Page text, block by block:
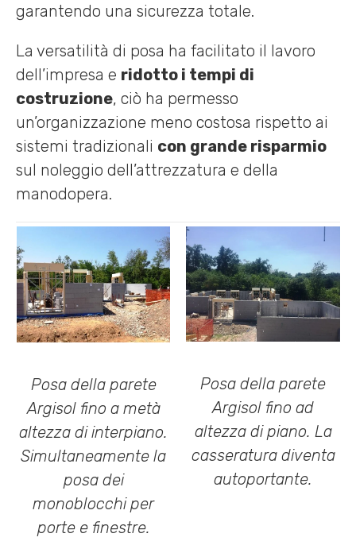
garantendo una sicurezza totale.
La versatilità di posa ha facilitato il lavoro
dell’impresa e ridotto i tempi di
costruzione, ciò ha permesso
un’organizzazione meno costosa rispetto ai
sistemi tradizionali con grande risparmio
sul noleggio dell’attrezzatura e della
manodopera.
Posa della parete
Argisol fino a metà
altezza di interpiano.
Simultaneamente la
posa dei
monoblocchi per
porte e finestre.
Posa della parete
Argisol fino ad
altezza di piano. La
casseratura diventa
autoportante.